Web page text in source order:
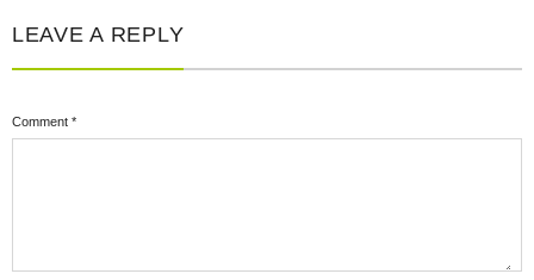
LEAVE A REPLY
Comment *